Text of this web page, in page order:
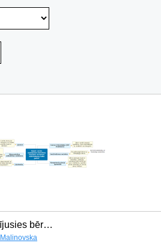
Kāpēc un kā mainījusies bērnības izpratne un bērnu audzināšana laika gaitā_